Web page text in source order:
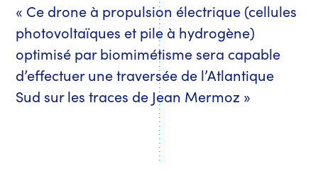
« Ce drone à propulsion électrique (cellules
photovoltaïques et pile à hydrogène)
optimisé par biomimétisme sera capable
d’effectuer une traversée de l’Atlantique
Sud sur les traces de Jean Mermoz »